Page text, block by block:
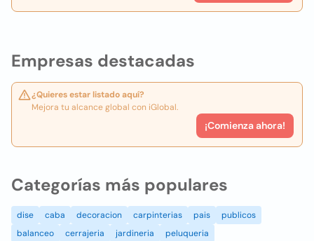
Empresas destacadas
¿Quieres estar listado aquí?
Mejora tu alcance global con iGlobal.
¡Comienza ahora!
Categorías más populares
dise caba decoracion carpinterias pais
publicos
balanceo
cerrajeria jardineria peluqueria